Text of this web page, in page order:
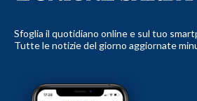
Sfoglia il quotidiano online e sul tuo
Tutte le notizie del giorno aggiornate